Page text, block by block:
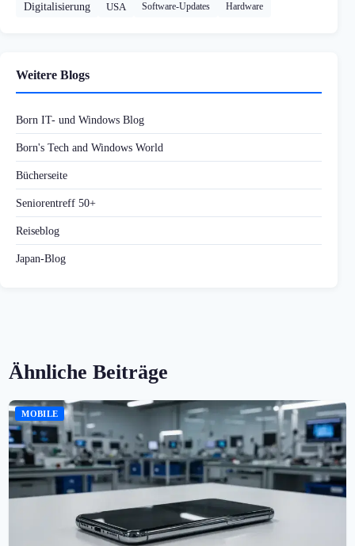
Digitalisierung USA Software-Updates Hardware
Weitere Blogs
Born IT- und Windows Blog
Born's Tech and Windows World
Bücherseite
Seniorentreff 50+
Reiseblog
Japan-Blog
Ähnliche Beiträge
MOBILE